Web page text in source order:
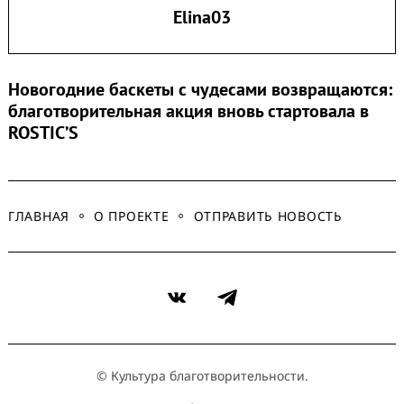
Elina03
Новогодние баскеты с чудесами возвращаются:
благотворительная акция вновь стартовала в
ROSTIC’S
ГЛАВНАЯ О ПРОЕКТЕ ОТПРАВИТЬ НОВОСТЬ
VK Telegram
© Культура благотворительности.